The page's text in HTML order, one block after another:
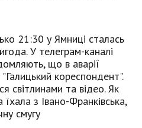
21:30 у Ямниці сталась
У телеграм-каналі
що в аварії
кореспондент".
світлинами та відео. Як
їхала з Івано-Франківська,
смугу